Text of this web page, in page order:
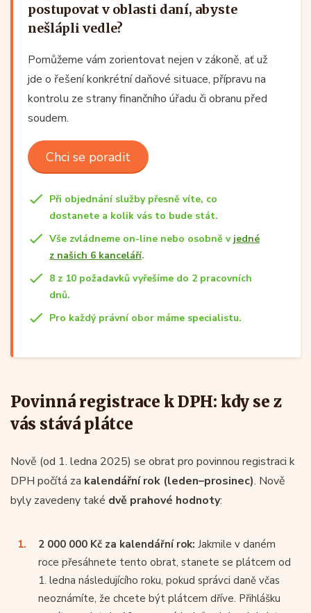
postupovat v oblasti daní, abyste
nešlápli vedle?
Pomůžeme vám zorientovat nejen v zákoně, ať už
jde o řešení konkrétní daňové situace, přípravu na
kontrolu ze strany finančního úřadu či obranu před
soudem.
Chci se poradit
Při objednání služby přesně víte, co
dostanete a kolik vás to bude stát.
Vše zvládneme on-line nebo osobně v jedné
z našich 6 kanceláří.
8 z 10 požadavků vyřešíme do 2 pracovních
dnů.
Pro každý právní obor máme specialistu.
Povinná registrace k DPH: kdy se z
vás stává plátce
Nově (od 1. ledna 2025) se obrat pro povinnou registraci k
DPH počítá za kalendářní rok (leden–prosinec). Nově
byly zavedeny také dvě prahové hodnoty:
2 000 000 Kč za kalendářní rok: Jakmile v daném
roce přesáhnete tento obrat, stanete se plátcem od
1. ledna následujícího roku, pokud správci daně včas
neoznámíte, že chcete být plátcem dříve. Přihlášku